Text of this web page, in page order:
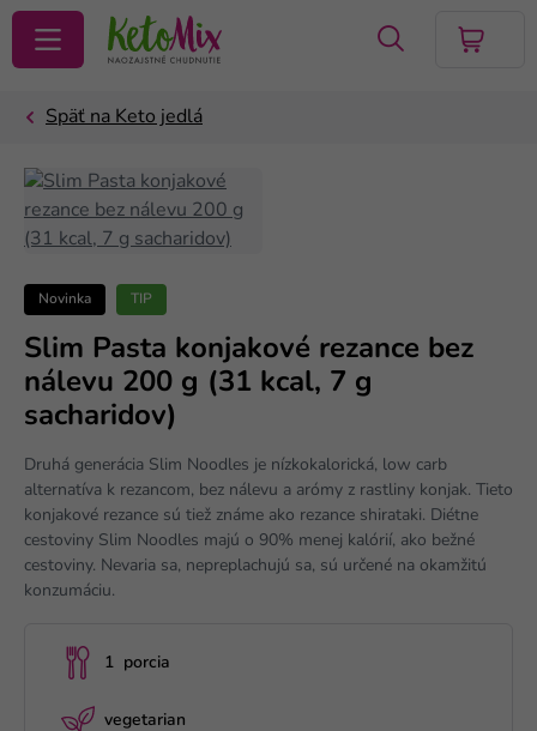
VYHĽADAŤ
Novinka TIP
Slim Pasta konjakové rezance bez
nálevu 200 g (31 kcal, 7 g
sacharidov)
Druhá generácia Slim Noodles je nízkokalorická, low carb
alternatíva k rezancom, bez nálevu a arómy z rastliny konjak. Tieto
konjakové rezance sú tiež známe ako rezance shirataki. Diétne
cestoviny Slim Noodles majú o 90% menej kalórií, ako bežné
cestoviny. Nevaria sa, nepreplachujú sa, sú určené na okamžitú
konzumáciu.
1 porcia
vegetarian